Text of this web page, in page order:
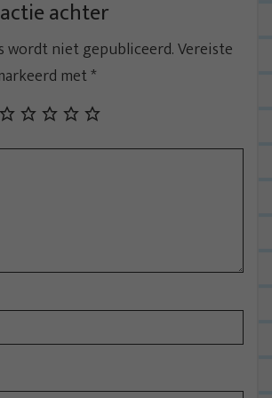
achter
wordt niet gepubliceerd.Vereiste
met*